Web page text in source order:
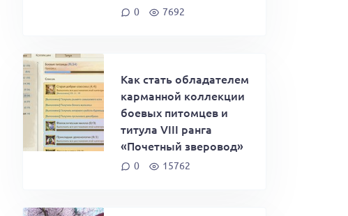
0 7692
Как стать обладателем
карманной коллекции
боевых питомцев и
титула VIII ранга
«Почетный зверовод»
0 15762